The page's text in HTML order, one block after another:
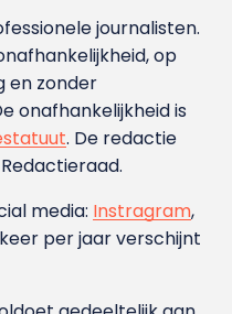
journalisten.
op
en zonder
onafhankelijkheid is
. De redactie
media: Instragram,
per jaar verschijnt